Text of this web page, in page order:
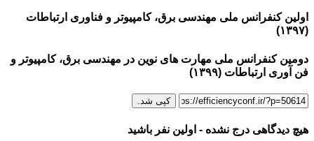
اولین کنفرانس ملی مهندسی برق، کامپیوتر و فناوری ارتباطات
(۱۳۹۷)
دومین کنفرانس ملی مهارت های نوین در مهندسی برق، کامپیوتر و
فن آوری ارتباطات (۱۳۹۹)
کپی شد.
هیچ دیدگاهی درج نشده - اولین نفر باشید